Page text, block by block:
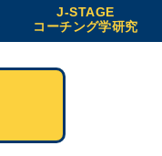
J-STAGE
コーチング学研究